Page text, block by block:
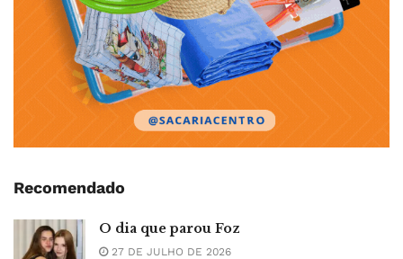
Recomendado
O dia que parou Foz
27 DE JULHO DE 2026